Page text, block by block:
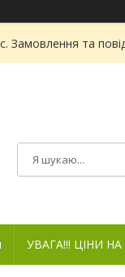
Замовлення та
УВАГА!!! ЦІНИ